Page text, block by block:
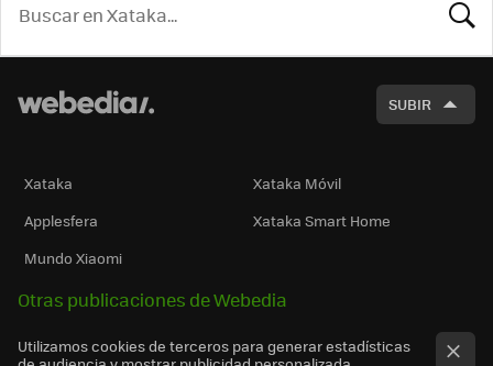
SUBIR
Xataka
Xataka Móvil
Applesfera
Xataka Smart Home
Mundo Xiaomi
Otras publicaciones de Webedia
Utilizamos cookies de terceros para generar estadísticas